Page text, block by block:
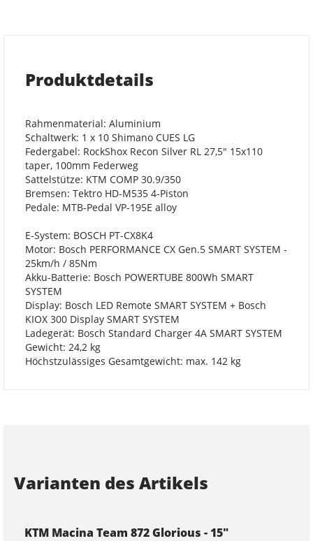
Produktdetails
Rahmenmaterial: Aluminium
Schaltwerk: 1 x 10 Shimano CUES LG
Federgabel: RockShox Recon Silver RL 27,5" 15x110
taper, 100mm Federweg
Sattelstütze: KTM COMP 30.9/350
Bremsen: Tektro HD-M535 4-Piston
Pedale: MTB-Pedal VP-195E alloy
E-System: BOSCH PT-CX8K4
Motor: Bosch PERFORMANCE CX Gen.5 SMART SYSTEM -
25km/h / 85Nm
Akku-Batterie: Bosch POWERTUBE 800Wh SMART
SYSTEM
Display: Bosch LED Remote SMART SYSTEM + Bosch
KIOX 300 Display SMART SYSTEM
Ladegerät: Bosch Standard Charger 4A SMART SYSTEM
Gewicht: 24,2 kg
Höchstzulässiges Gesamtgewicht: max. 142 kg
Varianten des Artikels
KTM Macina Team 872 Glorious - 15"